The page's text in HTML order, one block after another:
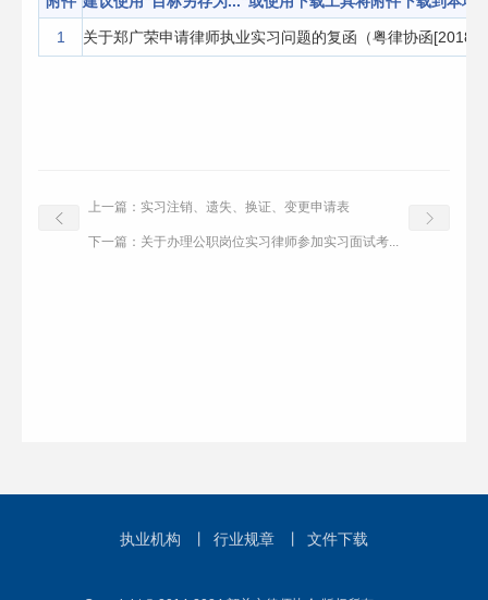
1 关于郑广荣申请律师执业实习问题的复函（粤律协函
上一篇： 实习注销、遗失、换证、变更申请表
下一篇： 关于办理公职岗位实习律师参加实习面试考...
执业机构 行业规章 文件下载